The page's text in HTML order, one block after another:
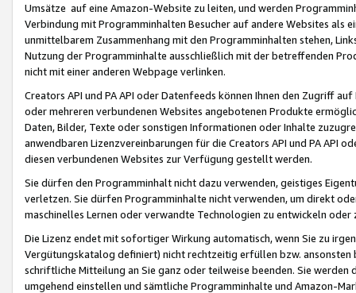
Umsätze auf eine Amazon-Website zu leiten, und werden
Verbindung mit Programminhalten Besucher auf andere Websites als
unmittelbarem Zusammenhang mit den Programminhalten stehen,
Nutzung der Programminhalte ausschließlich mit der betreffenden
nicht mit einer anderen Webpage verlinken.
Creators API und PA API oder Datenfeeds können Ihnen den Zugriff
oder mehreren verbundenen Websites angebotenen Produkte
Daten, Bilder, Texte oder sonstigen Informationen oder Inhalte
anwendbaren Lizenzvereinbarungen für die Creators API und PA API
diesen verbundenen Websites zur Verfügung gestellt werden.
Sie dürfen den Programminhalt nicht dazu verwenden, geistiges
verletzen. Sie dürfen Programminhalte nicht verwenden, um direkt
maschinelles Lernen oder verwandte Technologien zu entwickeln
Die Lizenz endet mit sofortiger Wirkung automatisch, wenn Sie zu
Vergütungskatalog definiert) nicht rechtzeitig erfüllen bzw. ansonsten
schriftliche Mitteilung an Sie ganz oder teilweise beenden. Sie werden
umgehend einstellen und sämtliche Programminhalte und Amazon-